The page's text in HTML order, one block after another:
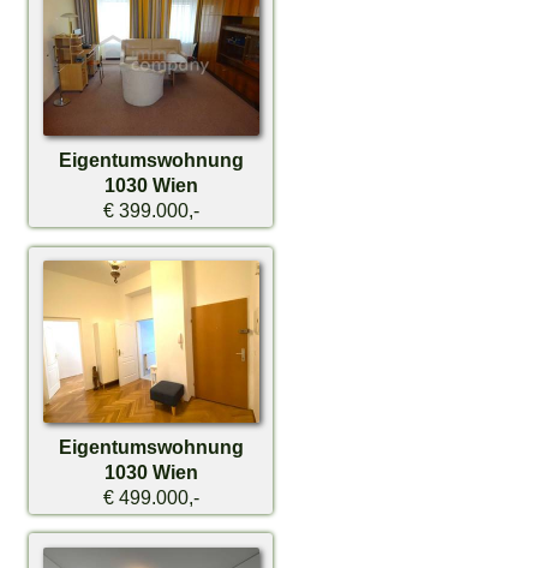
Eigentumswohnung
1030 Wien
€ 399.000,-
Eigentumswohnung
1030 Wien
€ 499.000,-